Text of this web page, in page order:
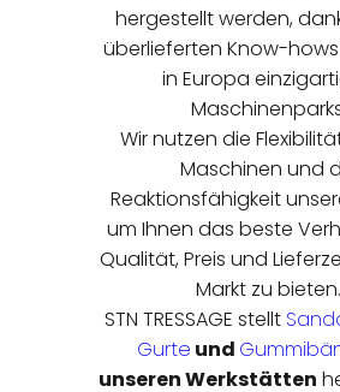
hergestellt werden,
überlieferten Know-
in Europa
Wir nutzen die
Maschinen und
Reaktionsfähigkeit
um Ihnen das beste
Qualität, Preis und
Markt zu bieten.
STN TRESSAGE stellt
Gurte und
unseren Werkstätten